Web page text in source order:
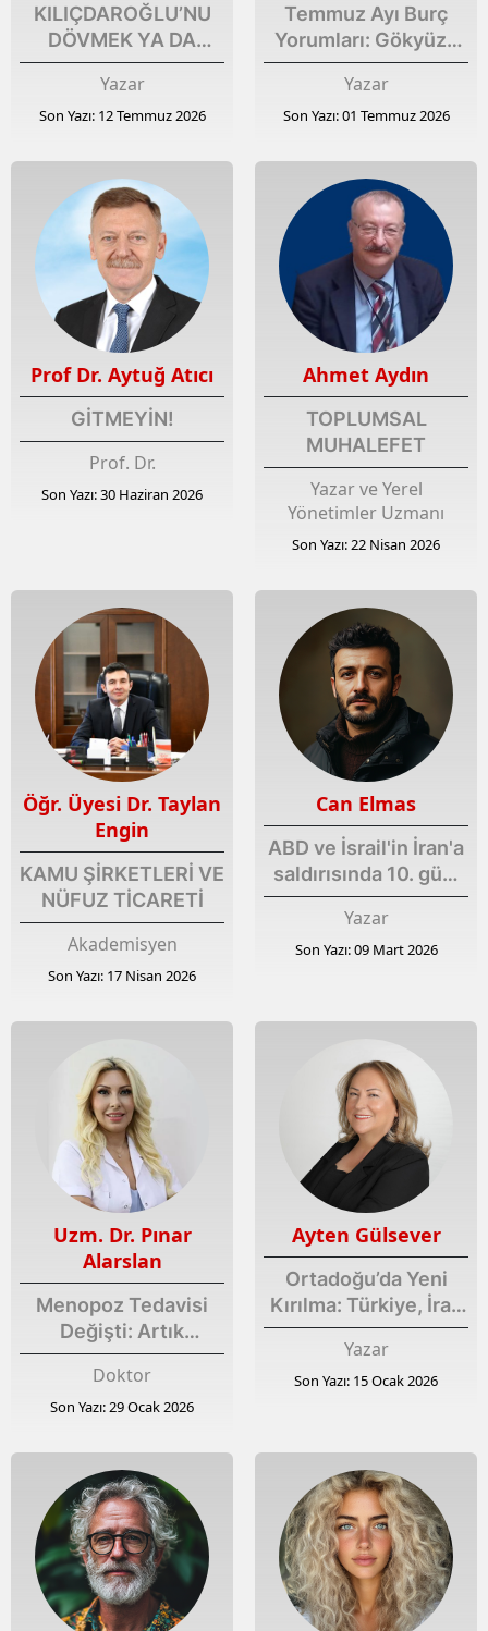
KILIÇDAROĞLU’NU
DÖVMEK YA DA
DÜŞMAN HUKUKUNU
BÜYÜTMEK
Yazar
Son Yazı: 12 Temmuz 2026
Temmuz Ayı Burç
Yorumları: Gökyüzü
Aşkı, Parayı ve
Kararları Yeniden
Yazdırıyor
Yazar
Son Yazı: 01 Temmuz 2026
Prof Dr. Aytuğ Atıcı
GİTMEYİN!
Prof. Dr.
Son Yazı: 30 Haziran 2026
Ahmet Aydın
TOPLUMSAL
MUHALEFET
Yazar ve Yerel
Yönetimler Uzmanı
Son Yazı: 22 Nisan 2026
Öğr. Üyesi Dr. Taylan
Engin
KAMU ŞİRKETLERİ VE
NÜFUZ TİCARETİ
Akademisyen
Son Yazı: 17 Nisan 2026
Can Elmas
ABD ve İsrail'in İran'a
saldırısında 10. gün:
Füze Savaşının
Gölgesinde Yeni Bir
Bölgesel Hesaplaşma
Yazar
Son Yazı: 09 Mart 2026
Uzm. Dr. Pınar
Alarslan
Menopoz Tedavisi
Değişti: Artık
Korkmuyoruz, Bilimle
Yönetiyoruz
Doktor
Son Yazı: 29 Ocak 2026
Ayten Gülsever
Ortadoğu’da Yeni
Kırılma: Türkiye, İran
ve Sınırları Aşan Bir
Kriz
Yazar
Son Yazı: 15 Ocak 2026